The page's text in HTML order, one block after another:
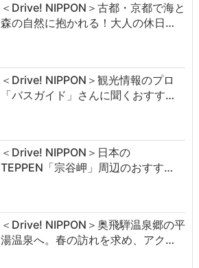
＜Drive! NIPPON＞古都・京都で海と
森の自然に抱かれる！大人の休日…
＜Drive! NIPPON＞観光情報のプロ
「バスガイド」さんに聞くおすす…
＜Drive! NIPPON＞日本の
TEPPEN「宗谷岬」周辺のおすす…
＜Drive! NIPPON＞奥飛騨温泉郷の平
湯温泉へ。春の訪れを求め、アク…